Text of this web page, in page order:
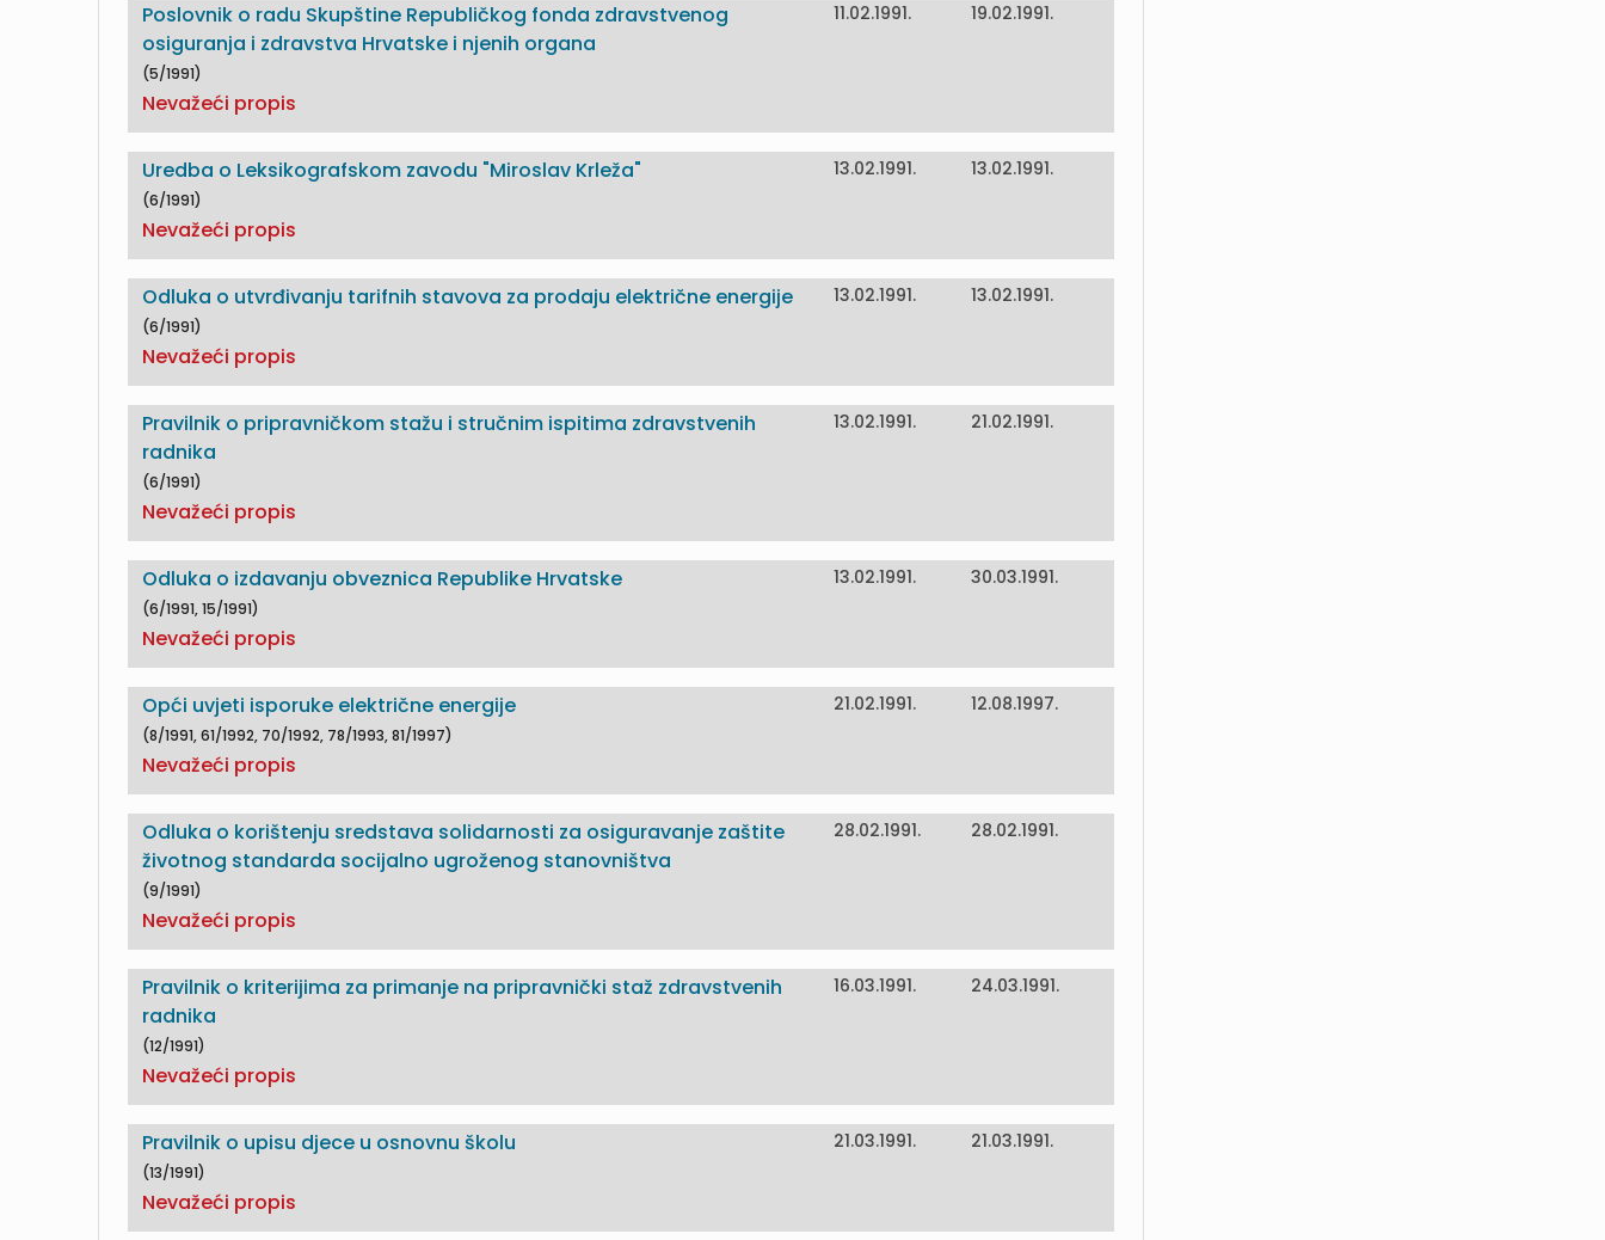
Poslovnik o radu Skupštine Republičkog fonda zdravstvenog
osiguranja i zdravstva Hrvatske i njenih organa
(5/1991)
Nevažeći propis
11.02.1991. 19.02.1991.
Uredba o Leksikografskom zavodu "Miroslav Krleža"
(6/1991)
Nevažeći propis
13.02.1991. 13.02.1991.
Odluka o utvrđivanju tarifnih stavova za prodaju električne energije
(6/1991)
Nevažeći propis
13.02.1991. 13.02.1991.
Pravilnik o pripravničkom stažu i stručnim ispitima zdravstvenih
radnika
(6/1991)
Nevažeći propis
13.02.1991. 21.02.1991.
Odluka o izdavanju obveznica Republike Hrvatske
(6/1991, 15/1991)
Nevažeći propis
13.02.1991. 30.03.1991.
Opći uvjeti isporuke električne energije
(8/1991, 61/1992, 70/1992, 78/1993, 81/1997)
Nevažeći propis
21.02.1991. 12.08.1997.
Odluka o korištenju sredstava solidarnosti za osiguravanje zaštite
životnog standarda socijalno ugroženog stanovništva
(9/1991)
Nevažeći propis
28.02.1991. 28.02.1991.
Pravilnik o kriterijima za primanje na pripravnički staž zdravstvenih
radnika
(12/1991)
Nevažeći propis
16.03.1991. 24.03.1991.
Pravilnik o upisu djece u osnovnu školu
(13/1991)
Nevažeći propis
21.03.1991. 21.03.1991.